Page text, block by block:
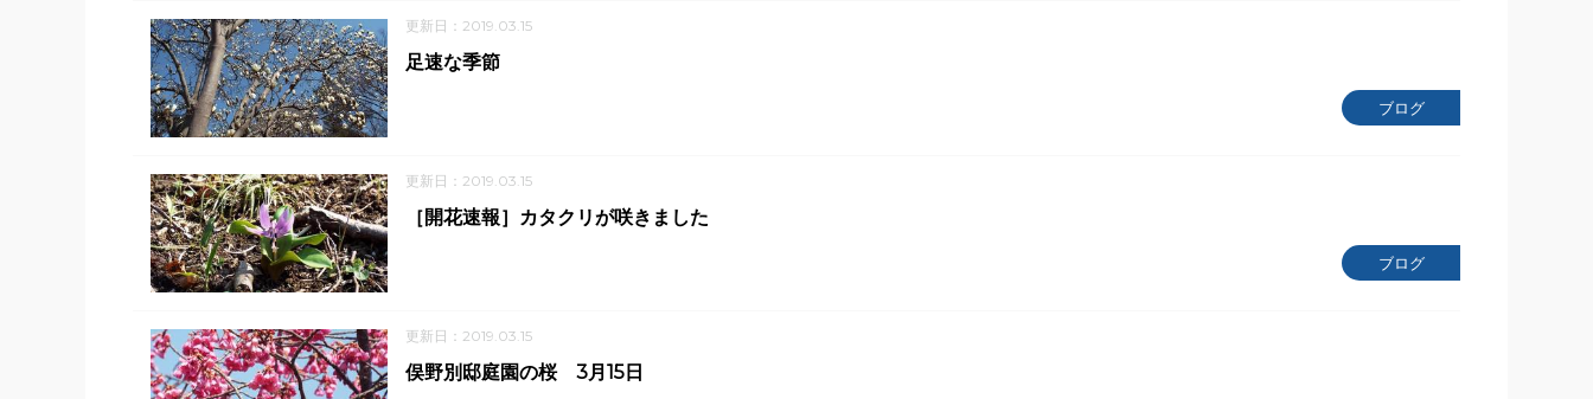
更新日：2019.03.15
ブログ
足速な季節
更新日：2019.03.15
ブログ
［開花速報］カタクリが咲きました
更新日：2019.03.15
俣野別邸庭園の桜 3月15日